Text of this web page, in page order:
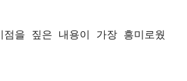
을 짚은 내용이 가장 흥미로웠